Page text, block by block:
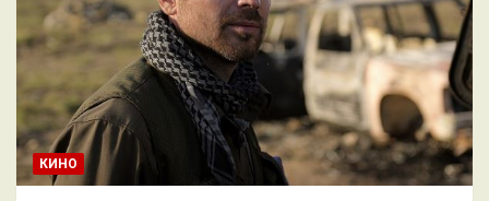
КИНО